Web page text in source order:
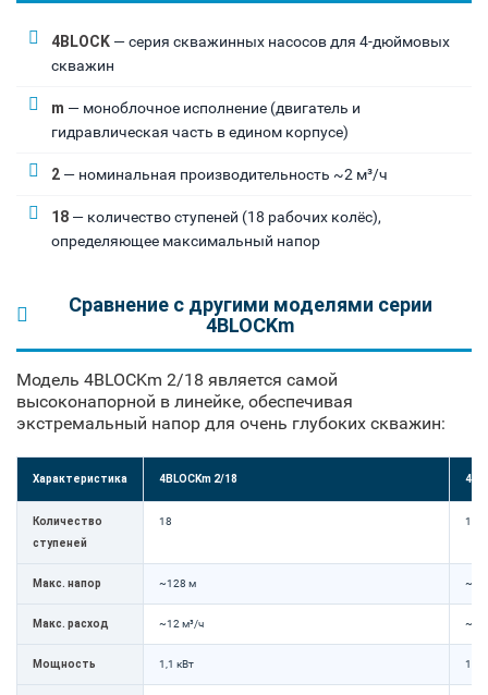
4BLOCK — серия скважинных насосов для 4-дюймовых
скважин
m — моноблочное исполнение (двигатель и
гидравлическая часть в едином корпусе)
2 — номинальная производительность ~2 м³/ч
18 — количество ступеней (18 рабочих колёс),
определяющее максимальный напор
Сравнение с другими моделями серии
4BLOCKm
Модель 4BLOCKm 2/18 является самой
высоконапорной в линейке, обеспечивая
экстремальный напор для очень глубоких скважин:
Характеристика 4BLOCKm 2/18
Количество
ступеней
18 13
Макс. напор ~128 м
Макс. расход ~12 м³/ч ~6
Мощность 1,1 кВт 1,1